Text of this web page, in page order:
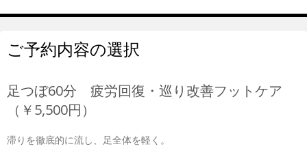
ご予約内容の選択
足つぼ60分 疲労回復・巡り改善フットケア
（￥5,500円）
滞りを徹底的に流し、足全体を軽く。